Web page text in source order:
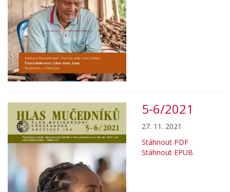
5-6/2021
27. 11. 2021
Stáhnout PDF
Stáhnout EPUB